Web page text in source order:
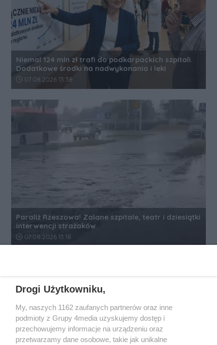
Niemal 124 mln zł trafi do podkarpackich szpitali.
Dodatkowe środki na nadwykonania i leki
Data dodania artykułu:
07.08.2026 13:38
Paraliż Rzeszowa! Zalane szpitale, teatr i dziesiątki
interwencji strażaków
Data dodania artykułu:
07.08.2026 13:18
Drogi Użytkowniku,
My, naszych 1162 zaufanych partnerów oraz inne
podmioty z Grupy 4media uzyskujemy dostęp i
przechowujemy informacje na urządzeniu oraz
przetwarzamy dane osobowe, takie jak unikalne